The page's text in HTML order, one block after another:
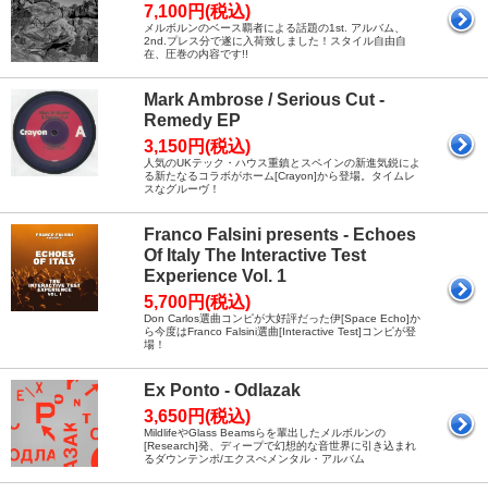
7,100円(税込)
メルボルンのベース覇者による話題の1st. アルバム、
2nd.プレス分で遂に入荷致しました！スタイル自由自
在、圧巻の内容です!!
Mark Ambrose / Serious Cut -
Remedy EP
3,150円(税込)
人気のUKテック・ハウス重鎮とスペインの新進気鋭によ
る新たなるコラボがホーム[Crayon]から登場。タイムレ
スなグルーヴ！
Franco Falsini presents - Echoes
Of Italy The Interactive Test
Experience Vol. 1
5,700円(税込)
Don Carlos選曲コンピが大好評だった伊[Space Echo]か
ら今度はFranco Falsini選曲[Interactive Test]コンピが登
場！
Ex Ponto - Odlazak
3,650円(税込)
MildlifeやGlass Beamsらを輩出したメルボルンの
[Research]発、ディープで幻想的な音世界に引き込まれ
るダウンテンポ/エクスぺメンタル・アルバム